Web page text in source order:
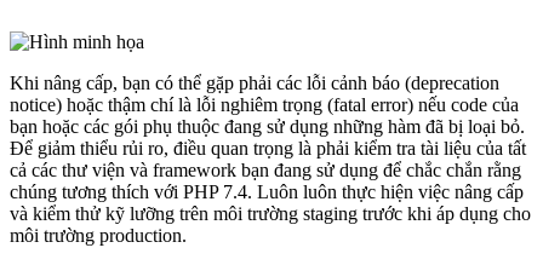
Khi nâng cấp, bạn có thể gặp phải các lỗi cảnh báo (deprecation
notice) hoặc thậm chí là lỗi nghiêm trọng (fatal error) nếu code của
bạn hoặc các gói phụ thuộc đang sử dụng những hàm đã bị loại bỏ.
Để giảm thiểu rủi ro, điều quan trọng là phải kiểm tra tài liệu của tất
cả các thư viện và framework bạn đang sử dụng để chắc chắn rằng
chúng tương thích với PHP 7.4. Luôn luôn thực hiện việc nâng cấp
và kiểm thử kỹ lưỡng trên môi trường staging trước khi áp dụng cho
môi trường production.